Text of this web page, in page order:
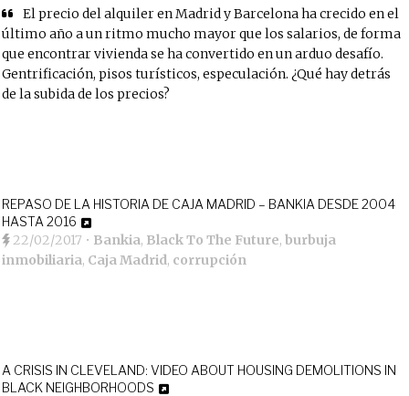
El precio del alquiler en Madrid y Barcelona ha crecido en el
último año a un ritmo mucho mayor que los salarios, de forma
que encontrar vivienda se ha convertido en un arduo desafío.
Gentrificación, pisos turísticos, especulación. ¿Qué hay detrás
de la subida de los precios?
REPASO DE LA HISTORIA DE CAJA MADRID – BANKIA DESDE 2004
HASTA 2016
22/02/2017 • Bankia, Black To The Future,burbuja
inmobiliaria, Caja Madrid, corrupción
A CRISIS IN CLEVELAND: VIDEO ABOUT HOUSING DEMOLITIONS IN
BLACK NEIGHBORHOODS